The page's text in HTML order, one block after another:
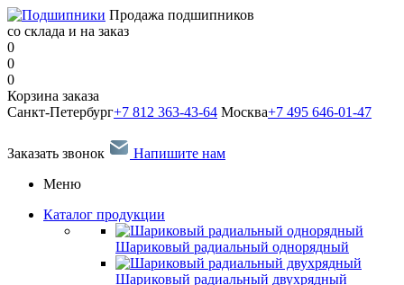
Продажа подшипников
со склада и на заказ
0
0
0
Корзина заказа
Санкт-Петербург+7 812 363-43-64 Москва+7 495 646-01-47
Заказать звонок
Напишите нам
Меню
Каталог продукции
Шариковый радиальный однорядный
Шариковый радиальный двухрядный